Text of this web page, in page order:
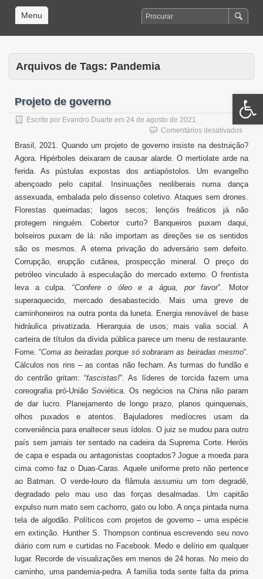
Menu
Arquivos de Tags: Pandemia
Projeto de governo
Escrito por Evandro Duarte em 24 de agosto de 2021
Comentários desativadosem
Brasil, 2021. Quando um projeto de governo insiste na destruição?
Agora. Hipérboles deixaram de causar alarde. O mertiolate arde na
ferida. As pústulas expostas dos antiapóstolos. Um evangelho
abençoado pelo capital. Insinuações neoliberais numa dança
assexuada, embalada pelo dissenso coletivo. Ataques sem drones.
Florestas queimadas; lagos secos; lençóis freáticos já não
protegem ninguém. Cobertor curto? Banqueiros puxam daqui,
bolseiros puxam de lá: não importam as direções se os sentidos
são os mesmos. A eterna privação do adversário sem defeito.
Corrupção, erupção cutânea, prospecção mineral. O preço do
petróleo vinculado à especulação do mercado externo. O frentista
leva a culpa. “Confere o óleo e a água, por favor”. Motor
superaquecido, mercado desabastecido. Mais uma greve de
caminhoneiros na outra ponta da luneta. Energia renovável de base
hidráulica privatizada. Hierarquia de usos; mais valia social. A
carteira de títulos da dívida pública parece um menu de restaurante.
Fome. “Coma as beiradas porque só sobraram as beiradas mesmo”.
Cálculos nos rins – as contas não fecham. As turmas do fundão e
do centrão gritam: “fascistas!”. As líderes de torcida fazem uma
coreografia pró-União Soviética. Os negócios na China não param
de dar lucro. Planejamento de longo prazo, planos quinquenais,
olhos puxados e atentos. Bajuladores medíocres usam da
conveniência para enaltecer seus ídolos. O juiz se mudou para outro
país sem jamais ter sentado na cadeira da Suprema Corte. Heróis
de capa e espada ou antagonistas cooptados? Jogue a moeda para
cima como faz o Duas-Caras. Aquele uniforme preto não pertence
ao Batman. O verde-louro da flâmula assumiu um tom degradê,
degradado pelo mau uso das forças desalmadas. Um capitão
expulso num mato sem cachorro, gato ou lobo. A onça pintada numa
tela de algodão. Políticos com projetos de governo – uma espécie
em extinção. Hunther S. Thompson continua escrevendo seu novo
diário com rum e curtidas no Facebook. Medo e delírio em qualquer
lugar. Recorde de visualizações em menos de 24 horas. No meio do
caminho, uma pandemia-pedra. A família toda sente falta da prima